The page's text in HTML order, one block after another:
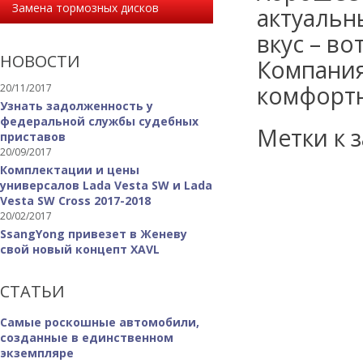
Замена тормозных дисков
НОВОСТИ
20/11/2017
Узнать задолженность у
федеральной службы судебных
приставов
20/09/2017
Комплектации и цены
универсалов Lada Vesta SW и Lada
Vesta SW Cross 2017-2018
20/02/2017
SsangYong привезет в Женеву
свой новый концепт XAVL
СТАТЬИ
Самые роскошные автомобили,
созданные в единственном
экземпляре
вкус –
Метки к